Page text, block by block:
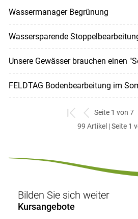
Wassermanager Begrünung
Wassersparende
Unsere Gewässer brauchen einen
FELDTAG Bodenbearbeitung im
zum
ersten
zurück
zum
Seite 1 von 7
99 Artikel | Seite 1
Bilden Sie sich weiter
Kursangebote